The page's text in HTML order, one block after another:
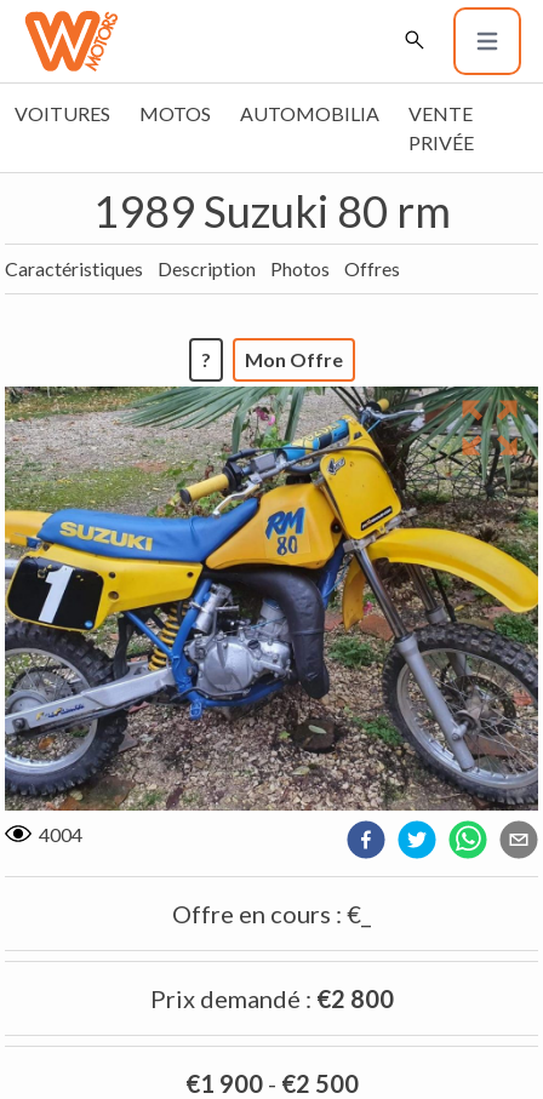
VOITURES MOTOS AUTOMOBILIA
VENTE
PRIVÉE
1989 Suzuki 80 rm
Caractéristiques Description Photos Offres
? Mon Offre
4004
Offre en cours : €_
Prix demandé : €2 800
€1 900- €2 500